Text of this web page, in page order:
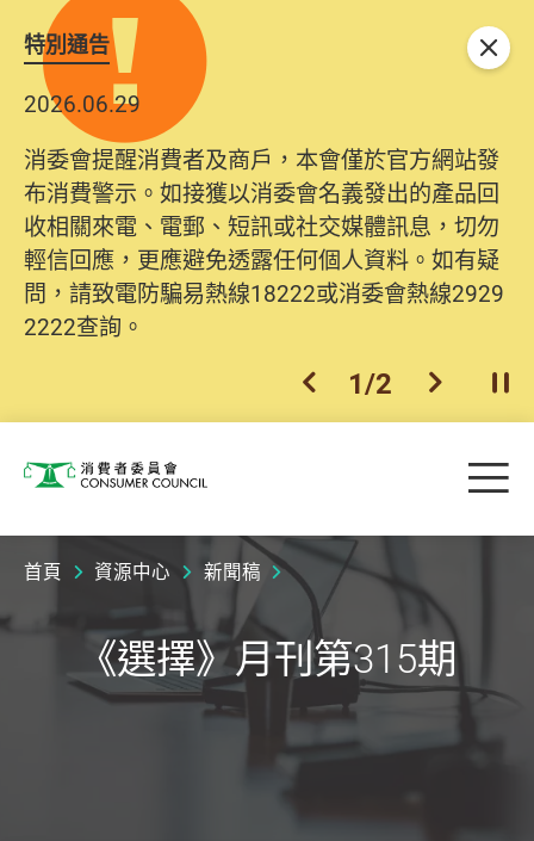
特別通告
2026.06.29
消委會提醒消費者及商戶，本會僅於官方網站發
布消費警示。如接獲以消委會名義發出的產品回
收相關來電、電郵、短訊或社交媒體訊息，切勿
輕信回應，更應避免透露任何個人資料。如有疑
問，請致電防騙易熱線18222或消委會熱線2929
2222查詢。
上一個
1/2 下一個開
關閉
消費者委員會 目
首頁 資源中心 新聞稿
《選擇》月刊第315期